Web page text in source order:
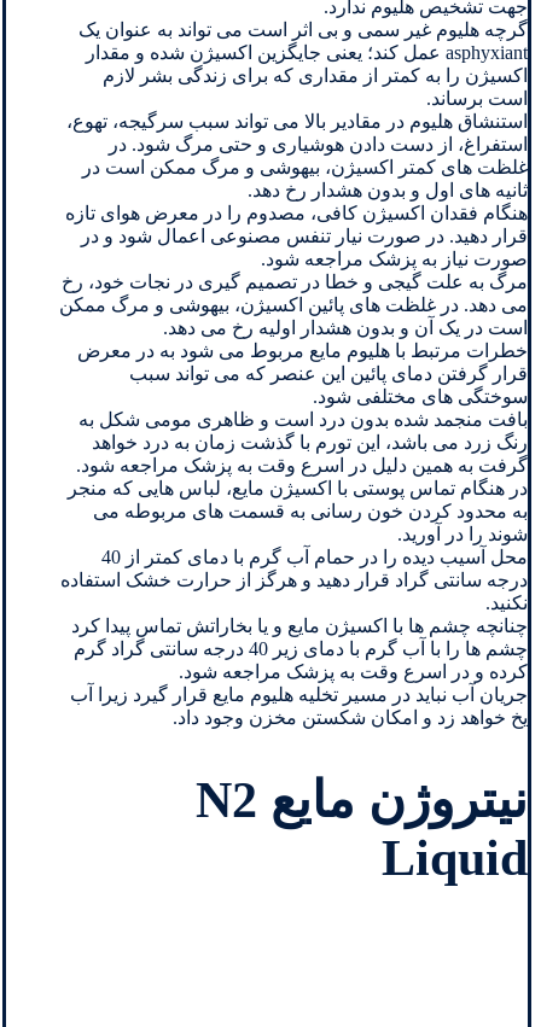
جهت تشخیص هلیوم ندارد.
گرچه هلیوم غیر سمی و بی اثر است می تواند به عنوان یک
asphyxiant عمل کند؛ یعنی جایگزین اکسیژن شده و مقدار
اکسیژن را به کمتر از مقداری که برای زندگی بشر لازم
است برساند.
استنشاق هلیوم در مقادیر بالا می تواند سبب سرگیجه، تهوع،
استفراغ، از دست دادن هوشیاری و حتی مرگ شود. در
غلظت های کمتر اکسیژن، بیهوشی و مرگ ممکن است در
ثانیه های اول و بدون هشدار رخ دهد.
هنگام فقدان اکسیژن کافی، مصدوم را در معرض هوای تازه
قرار دهید. در صورت نیار تنفس مصنوعی اعمال شود و در
صورت نیاز به پزشک مراجعه شود.
مرگ به علت گیجی و خطا در تصمیم گیری در نجات خود، رخ
می دهد. در غلظت های پائین اکسیژن، بیهوشی و مرگ ممکن
است در یک آن و بدون هشدار اولیه رخ می دهد.
خطرات مرتبط با هلیوم مایع مربوط می شود به در معرض
قرار گرفتن دمای پائین این عنصر که می تواند سبب
سوختگی های مختلفی شود.
بافت منجمد شده بدون درد است و ظاهری مومی شکل به
رنگ زرد می باشد، این تورم با گذشت زمان به درد خواهد
گرفت به همین دلیل در اسرع وقت به پزشک مراجعه شود.
در هنگام تماس پوستی با اکسیژن مایع، لباس هایی که منجر
به محدود کردن خون رسانی به قسمت های مربوطه می
شوند را در آورید.
محل آسیب دیده را در حمام آب گرم با دمای کمتر از 40
درجه سانتی گراد قرار دهید و هرگز از حرارت خشک استفاده
نکنید.
چنانچه چشم ها با اکسیژن مایع و یا بخاراتش تماس پیدا کرد
چشم ها را با آب گرم با دمای زیر 40 درجه سانتی گراد گرم
کرده و در اسرع وقت به پزشک مراجعه شود.
جریان آب نباید در مسیر تخلیه هلیوم مایع قرار گیرد زیرا آب
یخ خواهد زد و امکان شکستن مخزن وجود داد.
نیتروژن مایع N2
Liquid